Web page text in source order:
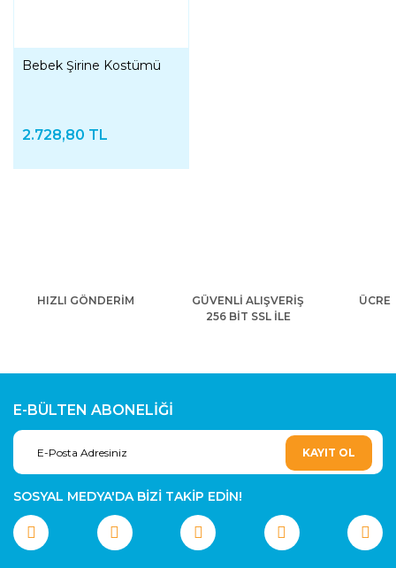
Bebek Şirine Kostümü
2.728,80 TL
HIZLI GÖNDERİM
GÜVENLİ ALIŞVERİŞ
256 BİT SSL İLE
E-BÜLTEN ABONELİĞİ
KAYIT OL
SOSYAL MEDYA'DA BİZİ TAKİP EDİN!